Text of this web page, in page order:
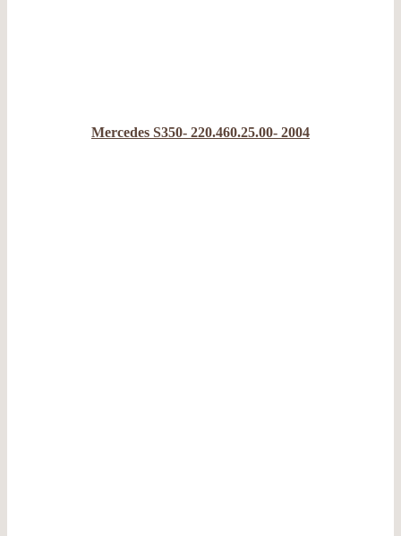
Mercedes S350- 220.460.25.00- 2004